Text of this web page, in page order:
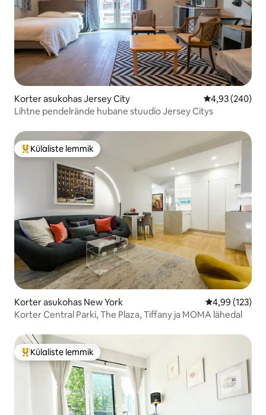
Korter asukohas Jersey City Keskmine
4,93 (240)
Lihtne pendelrände hubane stuudio Jersey Citys
Külaliste suur lemmik
Külaliste lemmik
Korter asukohas New York Keskmine
4,99 (123)
Korter Central Parki, The Plaza, Tiffany ja MOMA lähedal
Külaliste suur lemmik
Külaliste lemmik